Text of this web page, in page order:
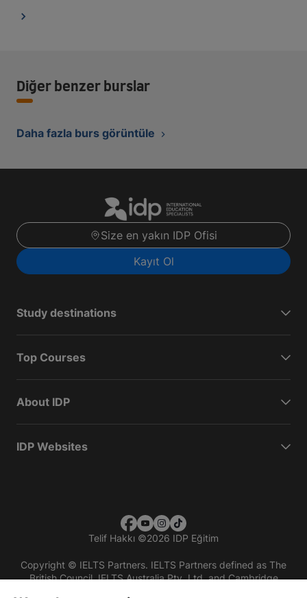
Diğer benzer burslar
Daha fazla burs görüntüle
Size en yakın IDP Ofisi
Kayıt Ol
Study destinations
Top Courses
About IDP
IDP Websites
Telif Hakkı ©2026 IDP Eğitim
Copyright © IELTS Partners. IELTS Partners defined as The
British Council, IELTS Australia Pty. Ltd. and Cambridge